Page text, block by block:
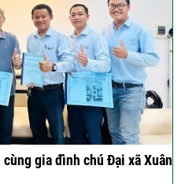
gia đình chú Đại xã Xuân